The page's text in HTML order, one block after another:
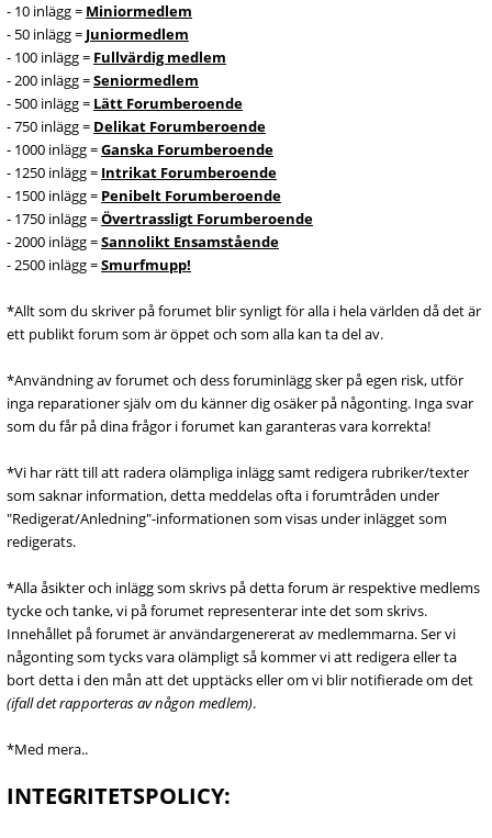
- 10 inlägg = Miniormedlem
- 50 inlägg = Juniormedlem
- 100 inlägg = Fullvärdig medlem
- 200 inlägg =Seniormedlem
- 500 inlägg = Lätt Forumberoende
- 750 inlägg = Delikat Forumberoende
- 1000 inlägg =Ganska Forumberoende
- 1250 inlägg = Intrikat Forumberoende
- 1500 inlägg = Penibelt Forumberoende
- 1750 inlägg =Övertrassligt Forumberoende
- 2000 inlägg =Sannolikt Ensamstående
- 2500 inlägg =Smurfmupp!
*Allt som du skriver på forumet blir synligt för alla i hela världen då det är
ett publikt forum som är öppet och som alla kan ta del av.
*Användning av forumet och dess foruminlägg sker på egen risk, utför
inga reparationer själv om du känner dig osäker på någonting. Inga svar
som du får på dina frågor i forumet kan garanteras vara korrekta!
*Vi har rätt till att radera olämpliga inlägg samt redigera rubriker/texter
som saknar information, detta meddelas ofta i forumtråden under
"Redigerat/Anledning"-informationen som visas under inlägget som
redigerats.
*Alla åsikter och inlägg som skrivs på detta forum är respektive medlems
tycke och tanke, vi på forumet representerar inte det som skrivs.
Innehållet på forumet är användargenererat av medlemmarna. Ser vi
någonting som tycks vara olämpligt så kommer vi att redigera eller ta
bort detta i den mån att det upptäcks eller om vi blir notifierade om det
(ifall det rapporteras av någon medlem).
*Med mera..
INTEGRITETSPOLICY: